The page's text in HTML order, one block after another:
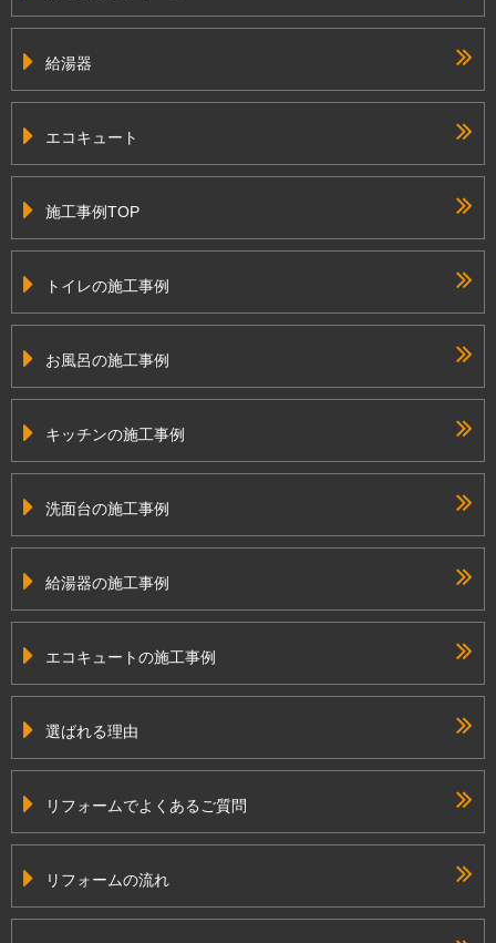
給湯器
エコキュート
施工事例TOP
トイレの施工事例
お風呂の施工事例
キッチンの施工事例
洗面台の施工事例
給湯器の施工事例
エコキュートの施工事例
選ばれる理由
リフォームでよくあるご質問
リフォームの流れ